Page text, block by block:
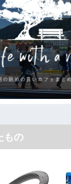
もの